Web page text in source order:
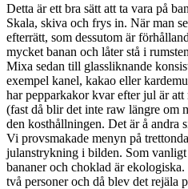
Detta är ett bra sätt att ta vara på
Skala, skiva och frys in. När man
efterrätt, som dessutom är
mycket banan och låter stå i
Mixa sedan till glassliknande
exempel kanel, kakao eller
har pepparkakor kvar efter jul är
(fast då blir det inte raw längre om
den kosthållningen. Det är å andra
Vi provsmakade menyn på
julanstrykning i bilden. Som vanligt
bananer och choklad är
två personer och då blev det rejäla